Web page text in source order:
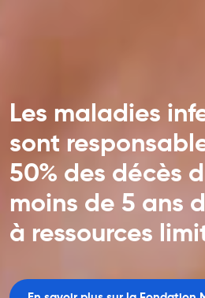
Les maladies
sont
50% des décès
moins de 5 ans
à ressources